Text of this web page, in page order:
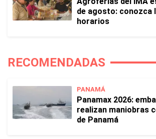
de agosto: conozca
horarios
RECOMENDADAS
PANAMÁ
Panamax 2026:
realizan maniobras
de Panamá